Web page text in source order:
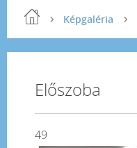
Képgaléria
Előszoba
49